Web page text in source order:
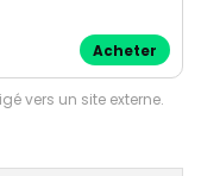
Acheter
vers un site externe.